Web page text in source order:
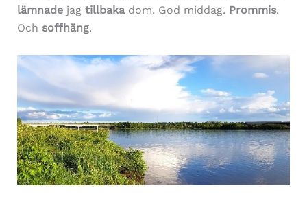
lämnadejag tillbakadom. God middag. Prommis.
Och soffhäng.